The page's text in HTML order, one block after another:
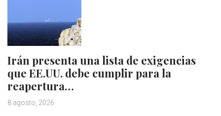
Irán presenta una lista de exigencias
que EE.UU. debe cumplir para la
reapertura…
8 agosto, 2026